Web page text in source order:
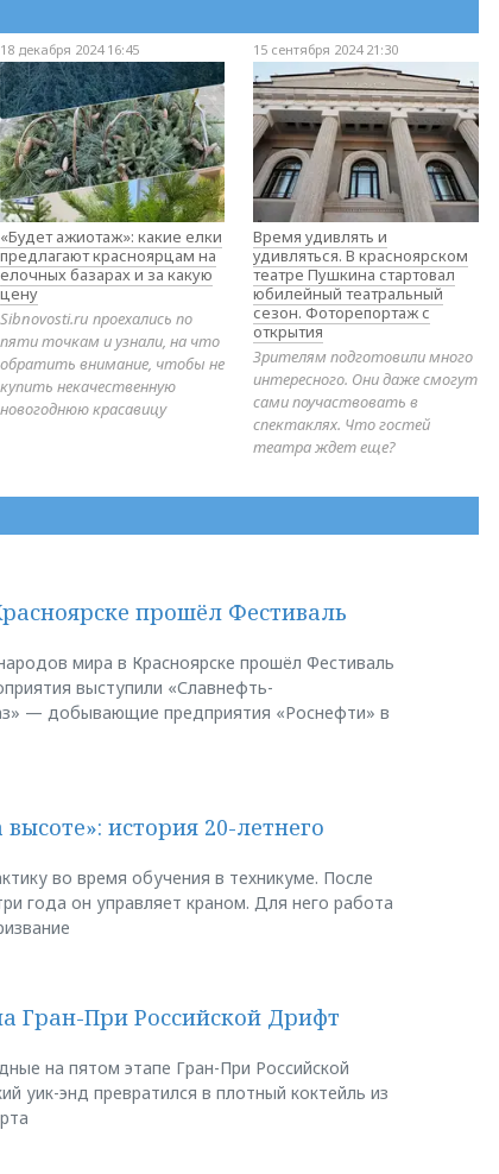
18 декабря 2024 16:45
«Будет ажиотаж»: какие елки
предлагают красноярцам на
елочных базарах и за какую
цену
Sibnovosti.ru проехались по
пяти точкам и узнали, на что
обратить внимание, чтобы не
купить некачественную
новогоднюю красавицу
15 сентября 2024 21:30
Время удивлять и
удивляться. В красноярском
театре Пушкина стартовал
юбилейный театральный
сезон. Фоторепортаж с
открытия
Зрителям подготовили много
интересного. Они даже смогут
сами поучаствовать в
спектаклях. Что гостей
театра ждет еще?
прошёл Фестиваль
мира в Красноярске прошёл Фестиваль
выступили «Славнефть-
— добывающие предприятия «Роснефти» в
история 20-летнего
во время обучения в техникуме. После
года он управляет краном. Для него работа
Гран-При Российской Дрифт
на пятом этапе Гран-При Российской
уик-энд превратился в плотный коктейль из